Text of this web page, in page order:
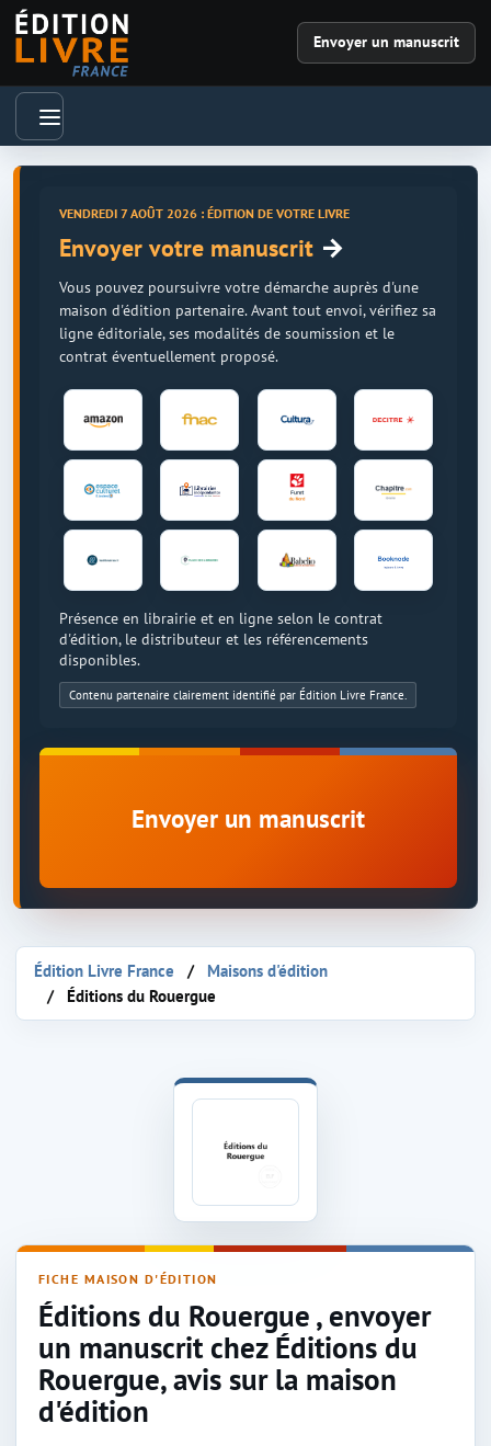
Envoyer un manuscrit
VENDREDI 7 AOÛT 2026 : ÉDITION DE VOTRE LIVRE
Envoyer votre manuscrit →
Vous pouvez poursuivre votre démarche auprès d'une
maison d'édition partenaire. Avant tout envoi, vérifiez sa
ligne éditoriale, ses modalités de soumission et le
contrat éventuellement proposé.
Présence en librairie et en ligne selon le contrat
d'édition, le distributeur et les référencements
disponibles.
Contenu partenaire clairement identifié par Édition Livre France.
Envoyer un manuscrit
Édition Livre France
Maisons d'édition
Éditions du Rouergue
Maison d'édition Éditions du Rouergue
FICHE MAISON D'ÉDITION
Éditions du Rouergue , envoyer
un manuscrit chez Éditions du
Rouergue, avis sur la maison
d'édition